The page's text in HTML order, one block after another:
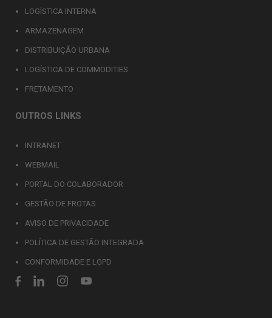
LOGÍSTICA INTERNA
ARMAZENAGEM
DISTRIBUIÇÃO URBANA
LOGÍSTICA DE COMMODITIES
FRETAMENTO
OUTROS LINKS
INTRANET
WEBMAIL
PORTAL DO COLABORADOR
GESTÃO DE FROTAS
AVISO DE PRIVACIDADE
POLÍTICA DE GESTÃO INTEGRADA
CONFORMIDADE E LGPD